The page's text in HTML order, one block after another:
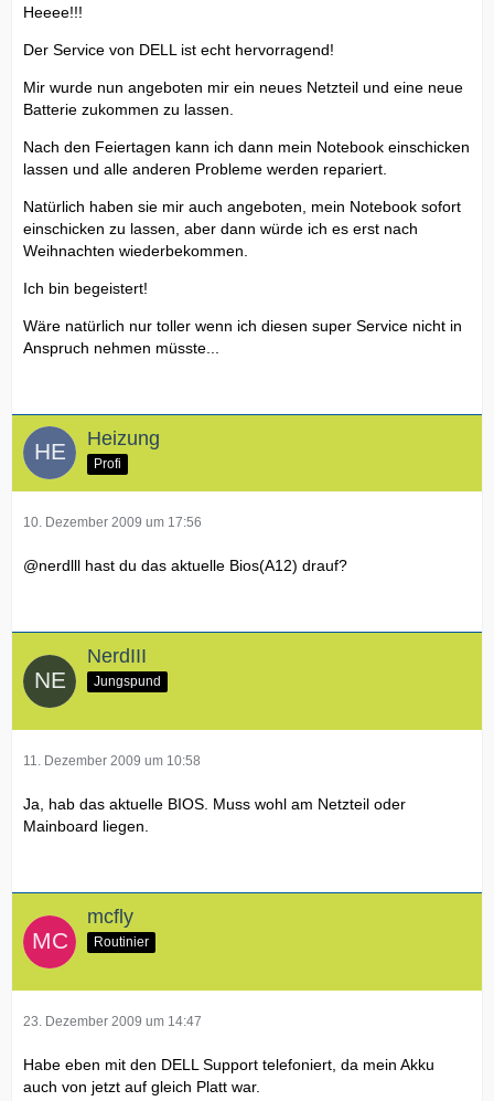
Heeee!!!
Der Service von DELL ist echt hervorragend!
Mir wurde nun angeboten mir ein neues Netzteil und eine neue
Batterie zukommen zu lassen.
Nach den Feiertagen kann ich dann mein Notebook einschicken
lassen und alle anderen Probleme werden repariert.
Natürlich haben sie mir auch angeboten, mein Notebook sofort
einschicken zu lassen, aber dann würde ich es erst nach
Weihnachten wiederbekommen.
Ich bin begeistert!
Wäre natürlich nur toller wenn ich diesen super Service nicht in
Anspruch nehmen müsste...
Heizung
Profi
10. Dezember 2009 um 17:56
@nerdlll hast du das aktuelle Bios(A12) drauf?
NerdIII
Jungspund
11. Dezember 2009 um 10:58
Ja, hab das aktuelle BIOS. Muss wohl am Netzteil oder
Mainboard liegen.
mcfly
Routinier
23. Dezember 2009 um 14:47
Habe eben mit den DELL Support telefoniert, da mein Akku
auch von jetzt auf gleich Platt war.